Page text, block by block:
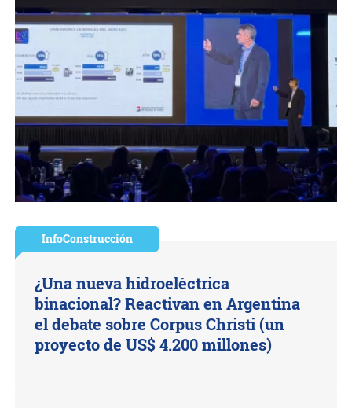
InfoConstrucción
¿Una nueva hidroeléctrica
binacional? Reactivan en Argentina
el debate sobre Corpus Christi (un
proyecto de US$ 4.200 millones)